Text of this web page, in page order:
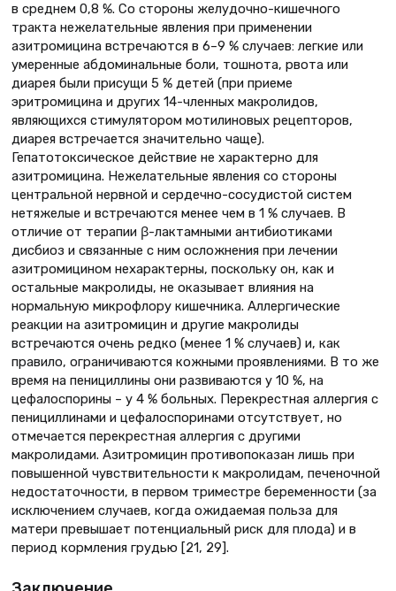
в среднем 0,8 %. Со стороны желудочно-кишечного
тракта нежелательные явления при применении
азитромицина встречаются в 6–9 % случаев: легкие или
умеренные абдоминальные боли, тошнота, рвота или
диарея были присущи 5 % детей (при приеме
эритромицина и других 14-членных макролидов,
являющихся стимулятором мотилиновых рецепторов,
диарея встречается значительно чаще).
Гепатотоксическое действие не характерно для
азитромицина. Нежелательные явления со стороны
центральной нервной и сердечно-сосудистой систем
нетяжелые и встречаются менее чем в 1 % случаев. В
отличие от терапии β-лактамными антибиотиками
дисбиоз и связанные с ним осложнения при лечении
азитромицином нехарактерны, поскольку он, как и
остальные макролиды, не оказывает влияния на
нормальную микрофлору кишечника. Аллергические
реакции на азитромицин и другие макролиды
встречаются очень редко (менее 1 % случаев) и, как
правило, ограничиваются кожными проявлениями. В то же
время на пенициллины они развиваются у 10 %, на
цефалоспорины – у 4 % больных. Перекрeстная аллергия с
пенициллинами и цефалоспоринами отсутствует, но
отмечается перекрeстная аллергия с другими
макролидами. Азитромицин противопоказан лишь при
повышенной чувствительности к макролидам, печеночной
недостаточности, в первом триместре беременности (за
исключением случаев, когда ожидаемая польза для
матери превышает потенциальный риск для плода) и в
период кормления грудью [21, 29].